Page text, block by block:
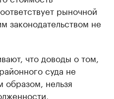
рыночной
законодательством не
что доводы о том,
суда не
образом, нельзя